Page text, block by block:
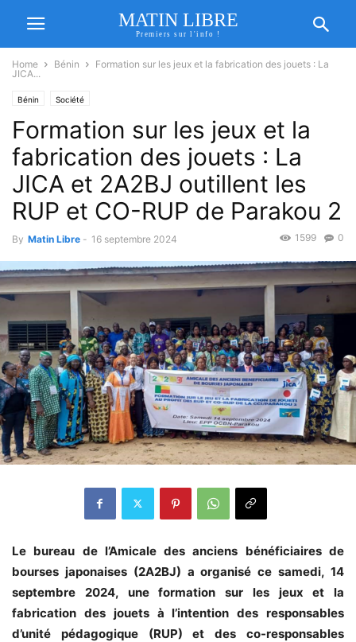
MATIN LIBRE
Premiers sur l'info !
Home Bénin
Formation sur les jeux et la fabrication des jouets : La
JICA...
Bénin Société
Formation sur les jeux et la
fabrication des jouets : La
JICA et 2A2BJ outillent les
RUP et CO-RUP de Parakou 2
By Matin Libre - 16 septembre 2024 0
1599
Le bureau de l’Amicale des anciens bénéficiaires de
bourses japonaises (2A2BJ) a organisé ce samedi, 14
septembre 2024, une formation sur les jeux et la
fabrication des jouets à l’intention des responsables
d’unité pédagogique (RUP) et des co-responsables